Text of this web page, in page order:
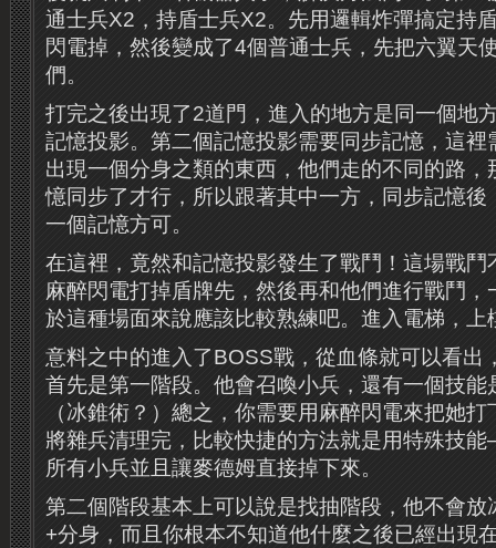
通士兵X2，持盾士兵X2。先用邏輯炸彈搞定持
閃電掉，然後變成了4個普通士兵，先把六翼天
們。
打完之後出現了2道門，進入的地方是同一個地
記憶投影。第二個記憶投影需要同步記憶，這裡
出現一個分身之類的東西，他們走的不同的路
憶同步了才行，所以跟著其中一方，同步記憶後
一個記憶方可。
在這裡，竟然和記憶投影發生了戰鬥！這場戰鬥
麻醉閃電打掉盾牌先，然後再和他們進行戰鬥
於這種場面來說應該比較熟練吧。進入電梯，上
意料之中的進入了BOSS戰，從血條就可以看出
首先是第一階段。他會召喚小兵，還有一個技能
（冰錐術？）總之，你需要用麻醉閃電來把她
將雜兵清理完，比較快捷的方法就是用特殊技
所有小兵並且讓麥德姆直接掉下來。
第二個階段基本上可以說是找抽階段，他不會放
+分身，而且你根本不知道他什麼之後已經出現